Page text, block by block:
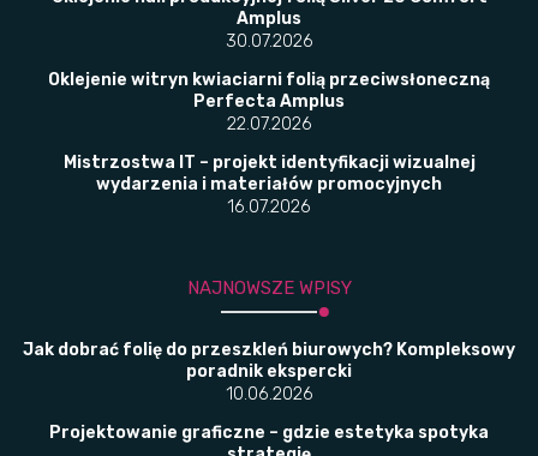
Amplus
30.07.2026
Oklejenie witryn kwiaciarni folią przeciwsłoneczną
Perfecta Amplus
22.07.2026
Mistrzostwa IT – projekt identyfikacji wizualnej
wydarzenia i materiałów promocyjnych
16.07.2026
NAJNOWSZE WPISY
Jak dobrać folię do przeszkleń biurowych? Kompleksowy
poradnik ekspercki
10.06.2026
Projektowanie graficzne – gdzie estetyka spotyka